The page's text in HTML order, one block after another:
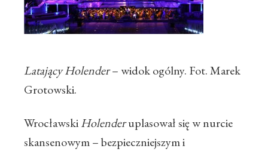
Latający Holender– widok ogólny. Fot. Marek
Grotowski.
WrocławskiHolenderuplasował się w nurcie
skansenowym – bezpieczniejszym i